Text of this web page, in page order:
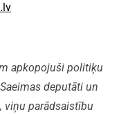
apkopojuši politiķu
deputāti un
viņu parādsaistību